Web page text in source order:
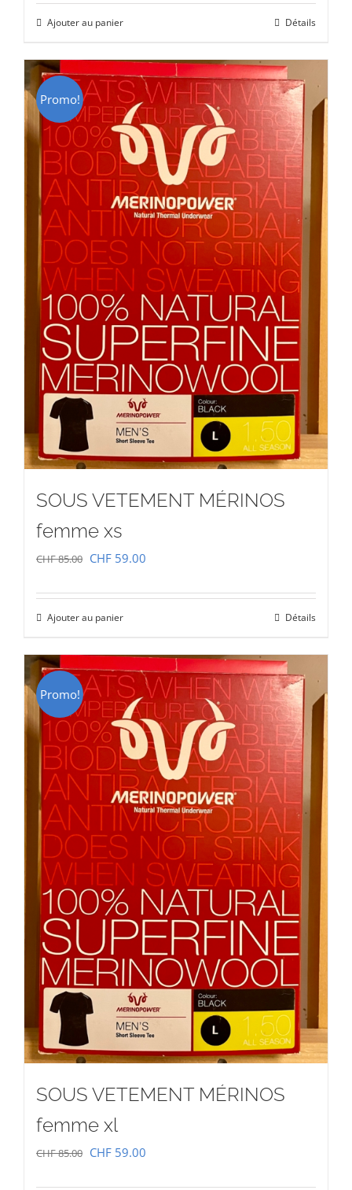
initial
était :
CHF 85.00.
actuel
CHF 59.00.
Ajouter au panier Détails
Promo!
SOUS VETEMENT MÉRINOS
femme xs
CHF85.00 Le
initial
était :
CHF 85.00.
CHF 59.00
actuel
CHF 59.00.
Ajouter au panier Détails
Promo!
SOUS VETEMENT MÉRINOS
femme xl
CHF85.00 Le
CHF 59.00